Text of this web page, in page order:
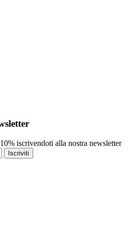
iscrivendoti alla nostra newsletter
Iscriviti